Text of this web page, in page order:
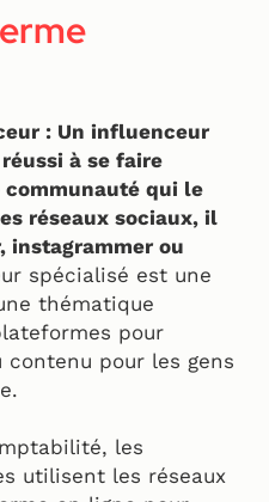
: Un influenceur
à se faire
qui le
réseaux sociaux, il
instagrammer ou
spécialisé est une
thématique
pour
pour les gens
les
utilisent les réseaux